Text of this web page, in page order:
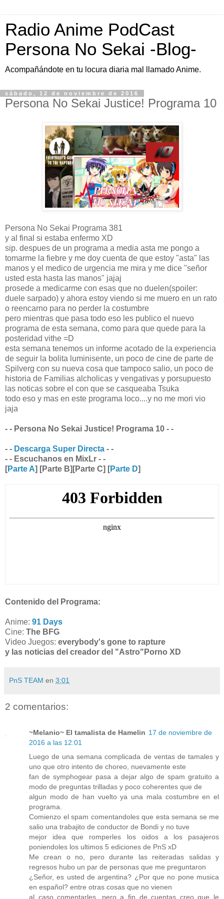
Radio Anime PodCast
Persona No Sekai -Blog-
Acompañándote en tu locura diaria mal llamado Anime.
sábado, 12 de noviembre de 2016
Persona No Sekai Justice! Programa 10
Persona No Sekai Programa 381
y al final si estaba enfermo XD
sip. despues de un programa a media asta me pongo a
tomarme la fiebre y me doy cuenta de que estoy "asta" las
manos y el medico de urgencia me mira y me dice "señor
usted esta hasta las manos" jajaj
prosede a medicarme con esas que no duelen(spoiler:
duele sarpado) y ahora estoy viendo si me muero en un rato
o reencarno para no perder la costumbre
pero mientras que pasa todo eso les publico el nuevo
programa de esta semana, como para que quede para la
posteridad vithe =D
esta semana tenemos un informe acotado de la experiencia
de seguir la bolita luminisente, un poco de cine de parte de
Spilverg con su nueva cosa que tampoco salio, un poco de
historia de Familias alcholicas y vengativas y porsupuesto
las noticas sobre el con que se casqueaba Tsuka
todo eso y mas en este programa loco....y no me mori vio
jaja
- - Persona No Sekai Justice! Programa 10 - -
- - Descarga Super Directa - -
- - Escuchanos en MixLr - -
[Parte A] [Parte B][Parte C] [Parte D]
Contenido del Programa:
Anime: 91 Days
Cine: The BFG
Video Juegos: everybody's gone to rapture
y las noticias del creador del "Astro"Porno XD
PnS TEAM en 3:01
2 comentarios:
~Melanio~ El tamalista de Hamelin 17 de noviembre de
2016 a las 12:01
Luego de una semana complicada de ventas de tamales y
uno que otro intento de choreo, nuevamente este
fan de symphogear pasa a dejar algo de spam gratuito a
modo de preguntas trilladas y poco coherentes que de
algun modo de han vuelto ya una mala costumbre en el
programa.
Comienzo el spam comentandoles que esta semana se me
salio una trabajito de conductor de Bondi y no tuve
mejor idea que romperles los oidos a los pasajeros
poniendoles los ultimos 5 ediciones de PnS xD
Me crean o no, pero durante las reiteradas salidas y
regresos hubo un par de personas que me preguntaron
¿Señor, es usted de argentina? ¿Por que no pone musica
en español? entre otras cosas que no vienen
al caso comentarles, pero a fin de cuentas creo que le